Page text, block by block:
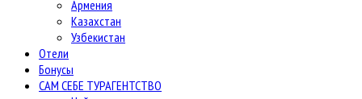
Армения
Казахстан
Узбекистан
Отели
Бонусы
САМ СЕБЕ ТУРАГЕНТСТВО